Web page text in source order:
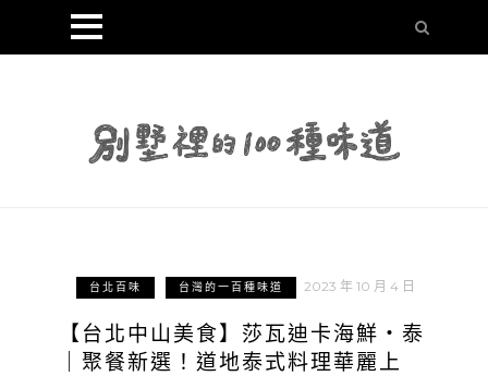
台北百味 台灣的一百種味道 2023 年 10 月 4 日
【台北中山美食】莎瓦迪卡海鮮・泰
｜聚餐新選！道地泰式料理華麗上